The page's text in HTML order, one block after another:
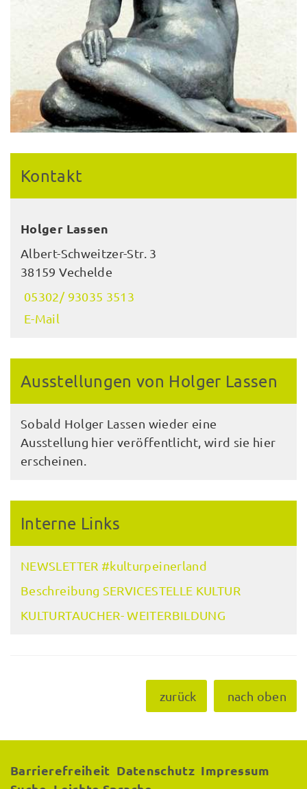
Kontakt
Holger Lassen
Albert-Schweitzer-Str. 3
38159 Vechelde
05302/ 93035 3513
E-Mail
Ausstellungen von Holger Lassen
Sobald Holger Lassen wieder eine
Ausstellung hier veröffentlicht, wird sie hier
erscheinen.
Interne Links
NEWSLETTER #kulturpeinerland
Beschreibung SERVICESTELLE KULTUR
KULTURTAUCHER- WEITERBILDUNG
zurück nach oben
Barrierefreiheit Datenschutz Impressum